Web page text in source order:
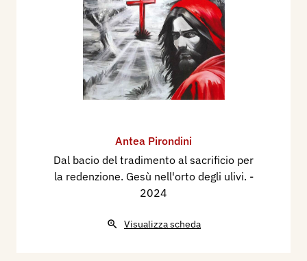
Antea Pirondini
Dal bacio del tradimento al sacrificio per
la redenzione. Gesù nell'orto degli ulivi. -
2024
Visualizza scheda